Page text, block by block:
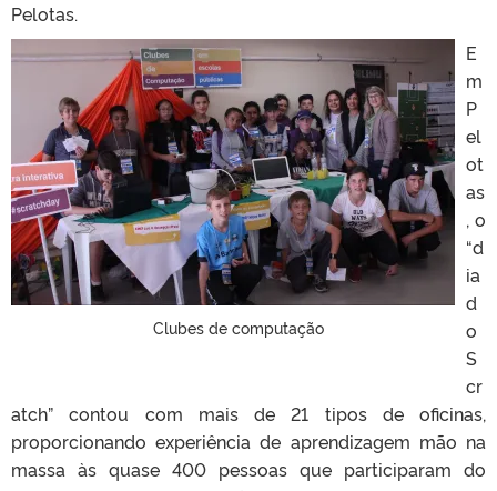
Pelotas.
Clubes de computação
E
m
P
el
ot
as
, o
“d
ia
d
o
S
cr
atch” contou com mais de 21 tipos de oficinas,
proporcionando experiência de aprendizagem mão na
massa às quase 400 pessoas que participaram do